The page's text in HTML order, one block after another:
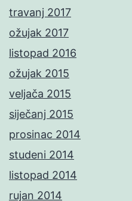
travanj 2017
ožujak 2017
listopad 2016
ožujak 2015
veljača 2015
siječanj 2015
prosinac 2014
studeni 2014
listopad 2014
rujan 2014